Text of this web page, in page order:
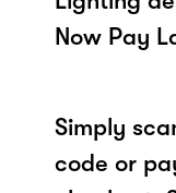
Now Pay
Simply
code or